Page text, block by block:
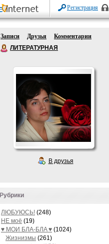
Регистрация
Записи Друзья
Комментарии
ЛИТЕРАТУРНАЯ
В друзья
Рубрики
ЛЮБУЮСЬ! (248)
НЕ моё (19)
♥ МОИ БЛA-БЛA ♥ (1024)
Жизнизмы (261)